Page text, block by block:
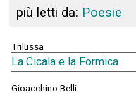
più letti da: Poesie
Trilussa
La Cicala e la Formica
Gioacchino Belli